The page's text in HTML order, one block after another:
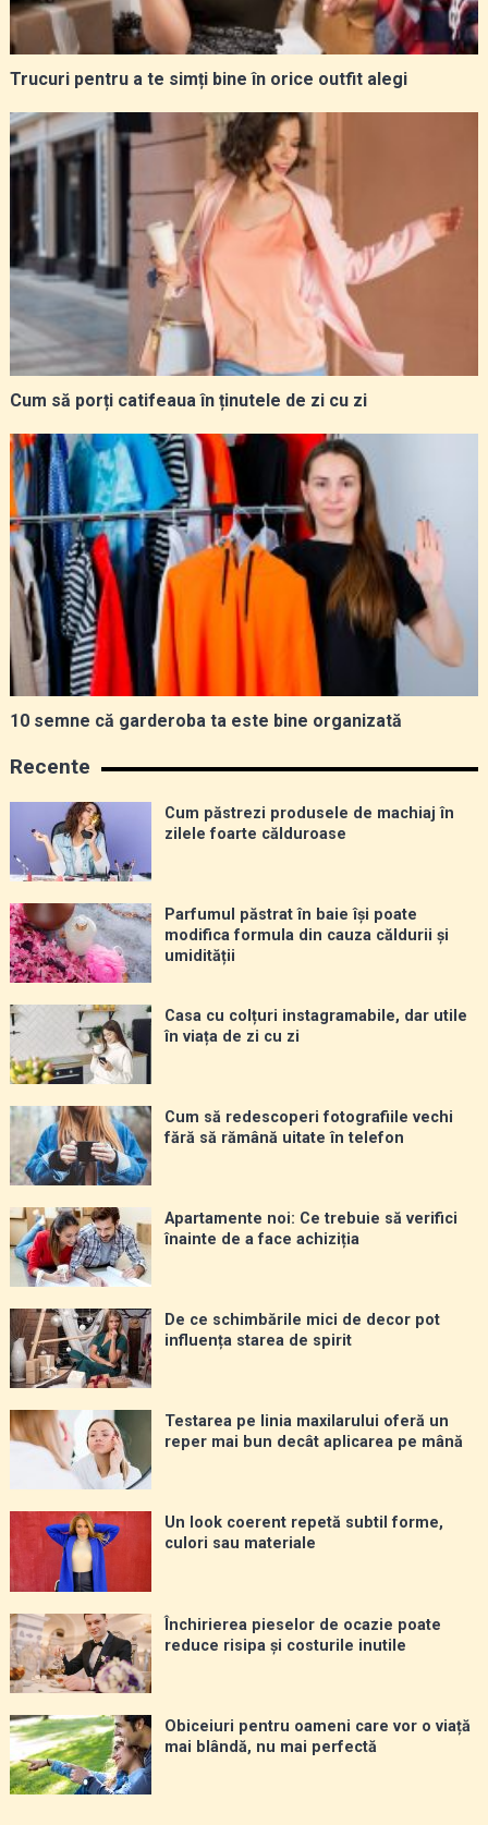
Trucuri pentru a te simți bine în orice outfit alegi
Cum să porți catifeaua în ținutele de zi cu zi
10 semne că garderoba ta este bine organizată
Recente
Cum păstrezi produsele de machiaj în
zilele foarte călduroase
Parfumul păstrat în baie își poate
modifica formula din cauza căldurii și
umidității
Casa cu colțuri instagramabile, dar utile
în viața de zi cu zi
Cum să redescoperi fotografiile vechi
fără să rămână uitate în telefon
Apartamente noi: Ce trebuie să verifici
înainte de a face achiziția
De ce schimbările mici de decor pot
influența starea de spirit
Testarea pe linia maxilarului oferă un
reper mai bun decât aplicarea pe mână
Un look coerent repetă subtil forme,
culori sau materiale
Închirierea pieselor de ocazie poate
reduce risipa și costurile inutile
Obiceiuri pentru oameni care vor o viață
mai blândă, nu mai perfectă